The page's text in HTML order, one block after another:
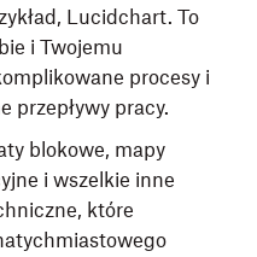
Lucidchart. To
i Twojemu
procesy i
przepływy pracy.
blokowe, mapy
i wszelkie inne
które